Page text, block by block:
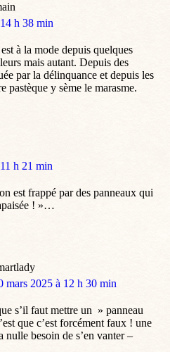
h 38 min
à la mode depuis quelques
mais autant. Depuis des
par la délinquance et depuis les
pastèque y sème le marasme.
h 21 min
est frappé par des panneaux qui
! »…
mars 2025 à 12 h 30 min
s’il faut mettre un » panneau
que c’est forcément faux ! une
nulle besoin de s’en vanter –